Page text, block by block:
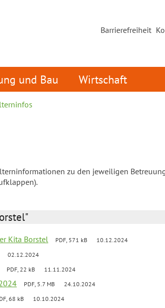
Barrierefreiheit
und Bau Wirtschaft
zu den jeweiligen
Kita Borstel PDF, 571 kB 10.12.2024
02.12.2024
PDF, 22 kB 11.11.2024
PDF, 5.7 MB 24.10.2024
68 kB 10.10.2024